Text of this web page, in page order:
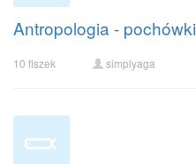
Antropologia - pochówki
10 fiszek simplyaga